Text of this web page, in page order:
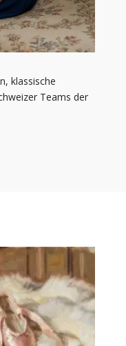
klassische
Teams der